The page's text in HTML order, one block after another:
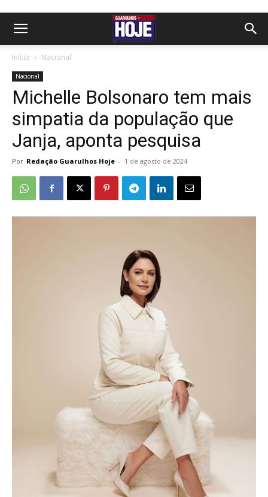
Início Nacional
Nacional
Michelle Bolsonaro tem mais
simpatia da população que
Janja, aponta pesquisa
Por Redação Guarulhos Hoje - 1 de agosto de 2024